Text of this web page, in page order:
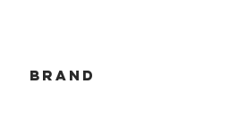
BRAND